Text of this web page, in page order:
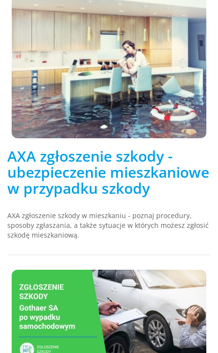
AXA zgłoszenie szkody -
ubezpieczenie mieszkaniowe
w przypadku szkody
AXA zgłoszenie szkody w mieszkaniu - poznaj procedury,
sposoby zgłaszania, a także sytuacje w których możesz zgłosić
szkodę mieszkaniową.